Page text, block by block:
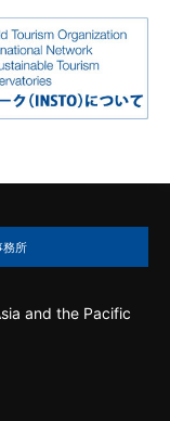
務所
and the Pacific